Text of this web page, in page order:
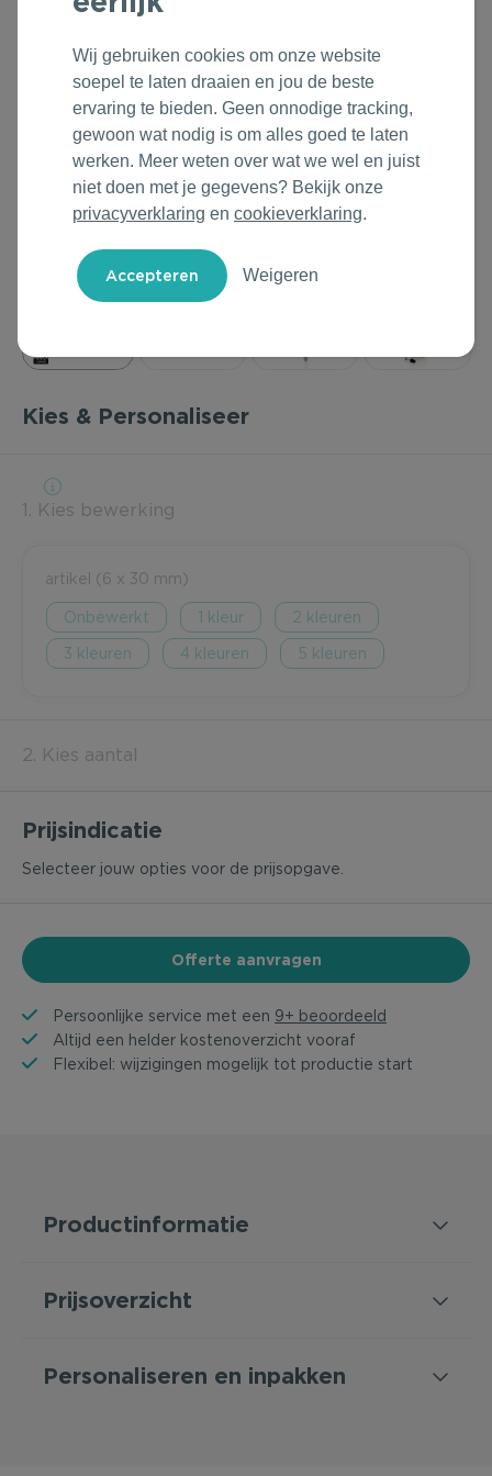
Technologie & Gadgets
Home & Living
Duurzame Bestsellers
Oranjefeest
Vakantie & Zomer
Back to Routine
Sinterklaas
Kerst & Eindejaar
Roll'Eat
Samsonite
Stanley/Stella
Kies & Personaliseer
1. Kies bewerking
artikel (6 x 30 mm)
Onbewerkt 1 2
3 4 5
2. Kies aantal
Prijsindicatie
Selecteer jouw opties voor de prijsopgave.
Offerte aanvragen
Persoonlijke service met een 9+ beoordeeld
Altijd een helder kostenoverzicht vooraf
Flexibel: wijzigingen mogelijk tot productie start
Productinformatie
Prijsoverzicht
Personaliseren en inpakken
Wij gebruiken cookies om onze website
soepel te laten draaien en jou de beste
ervaring te bieden. Geen onnodige tracking,
gewoon wat nodig is om alles goed te laten
werken. Meer weten over wat we wel en juist
niet doen met je gegevens? Bekijk onze
privacyverklaring en cookieverklaring.
Weigeren